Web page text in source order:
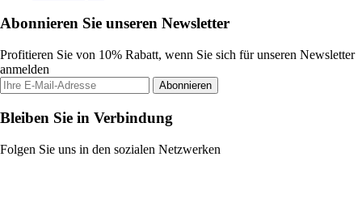
Abonnieren Sie unseren Newsletter
Profitieren Sie von 10% Rabatt, wenn Sie sich für unseren Newsletter
anmelden
Abonnieren
Bleiben Sie in Verbindung
Folgen Sie uns in den sozialen Netzwerken